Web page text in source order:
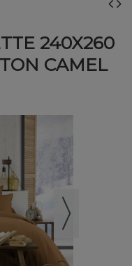
240X260
CAMEL